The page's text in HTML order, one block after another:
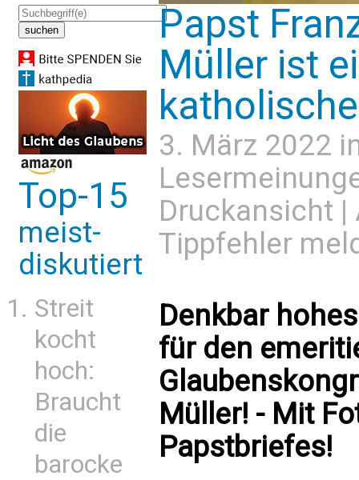
Top-15
meist-
diskutiert
Streit
kocht
hoch:
Braucht
die
barocke
Papst
Müller ist
3. März 2022
Druckansicht |
Tippfehler
Denkbar
für den
Müller! - Mit
Papstbriefes!